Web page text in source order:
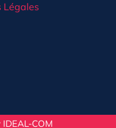
Légales
IDEAL-COM